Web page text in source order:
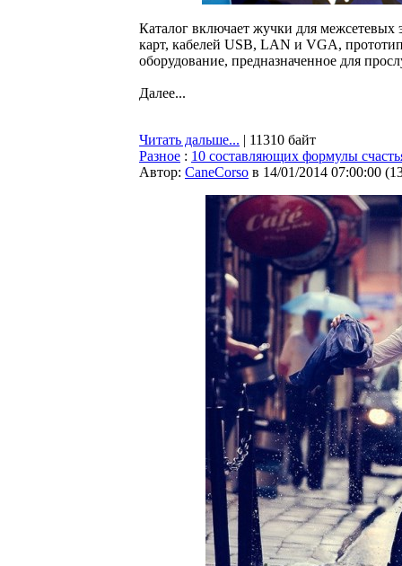
Каталог включает жучки для межсетевых
карт, кабелей USB, LAN и VGA,
оборудование, предназначенное для
Далее...
Читать дальше... | 11310 байт
Разное : 10 составляющих формулы
Автор: CaneCorso в 14/01/2014 07:00:00 (